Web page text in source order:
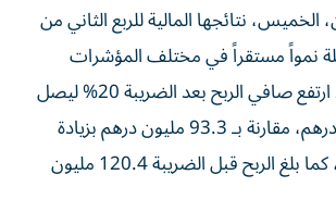
نتائجها المالية للربع الثاني من
مسجلة نمواً مستقراً في مختلف المؤشرات
المالية الرئيسية، إذ ارتفع صافي الربح بعد الضريبة 20% ليصل
إلى 111.8 مليون درهم، مقارنة بـ 93.3 مليون درهم بزيادة
18.4 مليون درهم، كما بلغ الربح قبل الضريبة 120.4 مليون